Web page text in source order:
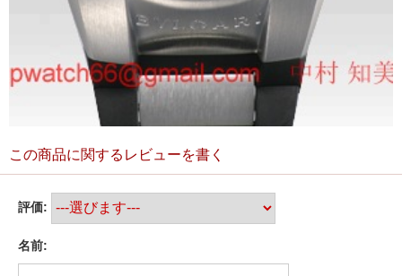
この商品に関するレビューを書く
評価:
名前: